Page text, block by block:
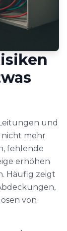
und
nicht mehr
fehlende
erhöhen
Häufig zeigt
von